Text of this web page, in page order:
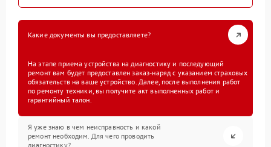
Какие документы вы предоставляете?
На этапе приема устройства на диагностику и последующий
ремонт вам будет предоставлен заказ-наряд с указанием страховых
обязательств на ваше устройство. Далее, после выполнения работ
по ремонту техники, вы получите акт выполненных работ и
гарантийный талон.
Я уже знаю в чем неисправность и какой
ремонт необходим. Для чего проводить
диагностику?